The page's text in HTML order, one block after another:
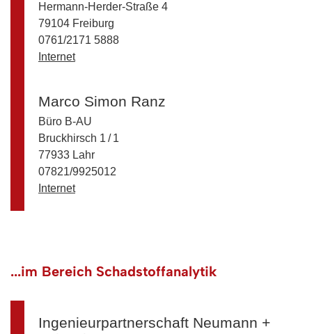
Hermann-Herder-Straße 4
79104 Freiburg
0761/2171 5888
Internet
Marco Simon Ranz
Büro B-AU
Bruckhirsch 1 / 1
77933 Lahr
07821/9925012
Internet
...im Bereich Schadstoffanalytik
Ingenieurpartnerschaft Neumann +